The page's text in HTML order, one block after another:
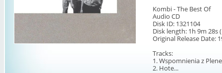
Kombi - The Best Of
Audio CD
Disk ID: 1321104
Disk length: 1h 9m 28s
Original Release Date:
Tracks:
1. Wspomnienia z
2. Hote...